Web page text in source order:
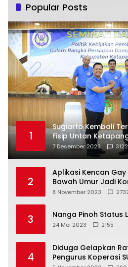
Popular Posts
1
Sugiarto Kembali
Fisip Untan
7 Desember 2023 3122
2
Aplikasi Kencan
Bawah Umur Jadi
8 November 2023
3 Nanga Pinoh Status
24 Mei 2023 2155
4
Diduga Gelapkan
Pengurus Koperasi